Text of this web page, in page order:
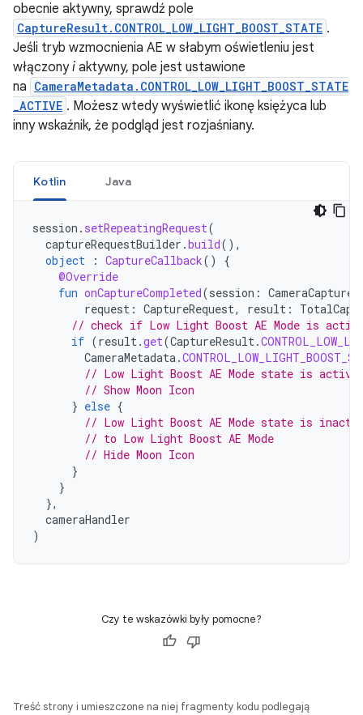
obecnie aktywny, sprawdź pole
CaptureResult.CONTROL_LOW_LIGHT_BOOST_STATE .
Jeśli tryb wzmocnienia AE w słabym oświetleniu jest
włączonyi aktywny, pole jest ustawione
na CameraMetadata.CONTROL_LOW_LIGHT_BOOST_STATE
_ACTIVE . Możesz wtedy wyświetlić ikonę księżyca lub
inny wskaźnik, że podgląd jest rozjaśniany.
Kotlin Java
session . setRepeatingRequest(
captureRequestBuilder .build(),
object
: CaptureCallback()
{
@Override
fun onCaptureCompleted(session :
request : CaptureRequest, result :
// check if Low Light Boost AE Mode is
if (result.get(CaptureResult.
CameraMetadata.
// Low Light Boost AE Mode state is active
// Show Moon Icon
} else {
// Low Light Boost AE Mode state is
// to Low Light Boost AE Mode
// Hide Moon Icon
}
}
},
cameraHandler
)
Czy te wskazówki były pomocne?
Treść strony i umieszczone na niej fragmenty kodu podlegają